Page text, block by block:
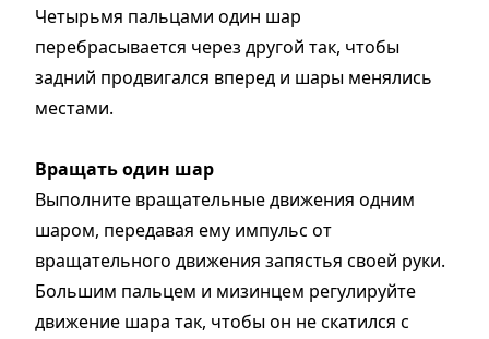
Четырьмя пальцами один шар
перебрасывается через другой так, чтобы
задний продвигался вперед и шары менялись
местами.
Вращать один шар
Выполните вращательные движения одним
шаром, передавая ему импульс от
вращательного движения запястья своей руки.
Большим пальцем и мизинцем регулируйте
движение шара так, чтобы он не скатился с